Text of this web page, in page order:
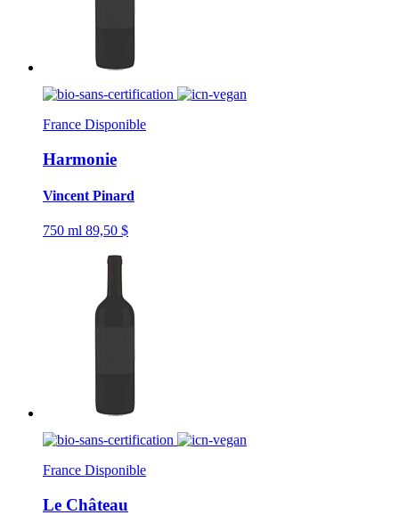
France Disponible
Harmonie
Vincent Pinard
750 ml 89,50 $
France Disponible
Le Château